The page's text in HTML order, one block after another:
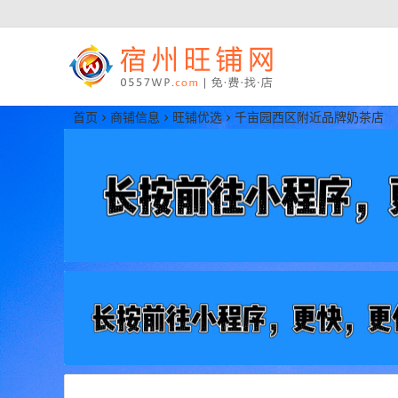
宿州旺铺网
首页 商铺信息 旺铺优选 千亩园西区附近品牌奶茶店